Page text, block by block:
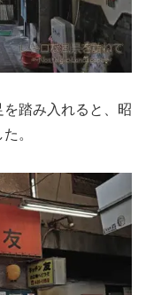
を踏み入れると、昭
。